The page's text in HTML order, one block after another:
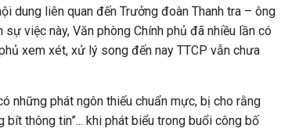
dung liên quan đến Trưởng đoàn Thanh tra – ông
việc này, Văn phòng Chính phủ đã nhiều lần có
xem xét, xử lý song đến nay TTCP vẫn chưa
những phát ngôn thiếu chuẩn mực, bị cho rằng
bít thông tin”... khi phát biểu trong buổi công bố